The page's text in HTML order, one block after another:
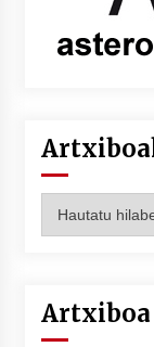
hilez
Artxiboa